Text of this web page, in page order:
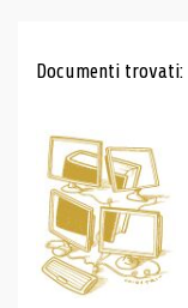
Documenti trovati: